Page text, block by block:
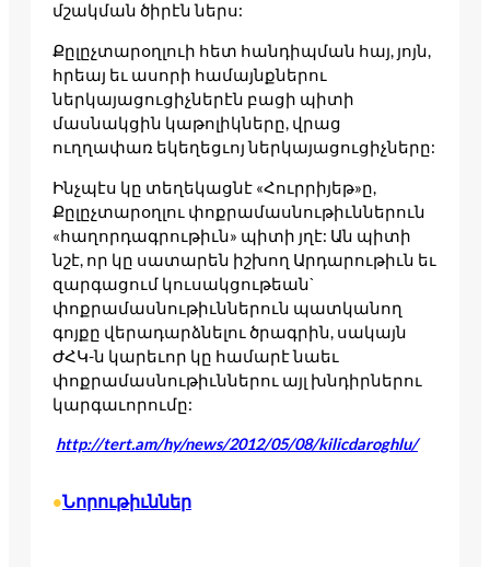
մշակման ծիրէն ներս:
Քըլըչտարօղլուի հետ հանդիպման հայ, յոյն,
հրեայ եւ ասորի համայնքներու
ներկայացուցիչներէն բացի պիտի
մասնակցին կաթոլիկները, վրաց
ուղղափառ եկեղեցւոյ ներկայացուցիչները:
Ինչպէս կը տեղեկացնէ «Հուրրիյեթ»ը,
Քըլըչտարօղլու փոքրամասնութիւններուն
«հաղորդագրութիւն» պիտի յղէ: Ան պիտի
նշէ, որ կը սատարեն իշխող Արդարութիւն եւ
զարգացում կուսակցութեան`
փոքրամասնութիւններուն պատկանող
գոյքը վերադարձնելու ծրագրին, սակայն
ԺՀԿ-ն կարեւոր կը համարէ նաեւ
փոքրամասնութիւններու այլ խնդիրներու
կարգաւորումը:
http://tert.am/hy/news/2012/05/08/kilicdaroghlu/
•Նորութիւններ